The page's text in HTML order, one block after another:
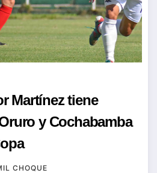
Martínez tiene
y Cochabamba
CHOQUE